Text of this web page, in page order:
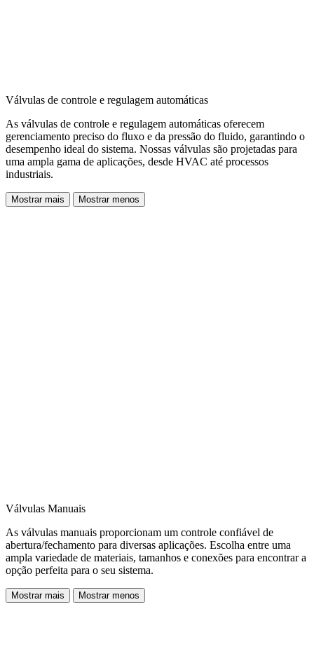
Válvulas de controle e regulagem automáticas
As válvulas de controle e regulagem automáticas oferecem
gerenciamento preciso do fluxo e da pressão do fluido, garantindo o
desempenho ideal do sistema. Nossas válvulas são projetadas para
uma ampla gama de aplicações, desde HVAC até processos
industriais.
Mostrar mais Mostrar menos
Válvulas Manuais
As válvulas manuais proporcionam um controle confiável de
abertura/fechamento para diversas aplicações. Escolha entre uma
ampla variedade de materiais, tamanhos e conexões para encontrar a
opção perfeita para o seu sistema.
Mostrar mais Mostrar menos